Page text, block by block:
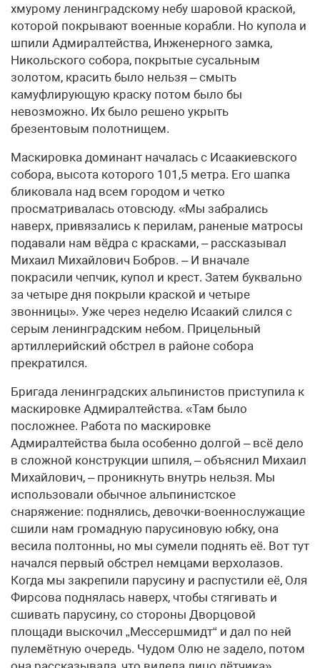
хмурому ленинградскому небу шаровой краской,
которой покрывают военные корабли. Но купола и
шпили Адмиралтейства, Инженерного замка,
Никольского собора, покрытые сусальным
золотом, красить было нельзя – смыть
камуфлирующую краску потом было бы
невозможно. Их было решено укрыть
брезентовым полотнищем.
Маскировка доминант началась с Исаакиевского
собора, высота которого 101,5 метра. Его шапка
бликовала над всем городом и четко
просматривалась отовсюду. «Мы забрались
наверх, привязались к перилам, раненые матросы
подавали нам вёдра с красками, – рассказывал
Михаил Михайлович Бобров. – И вначале
покрасили чепчик, купол и крест. Затем буквально
за четыре дня покрыли краской и четыре
звонницы». Уже через неделю Исаакий слился с
серым ленинградским небом. Прицельный
артиллерийский обстрел в районе собора
прекратился.
Бригада ленинградских альпинистов приступила к
маскировке Адмиралтейства. «Там было
посложнее. Работа по маскировке
Адмиралтейства была особенно долгой – всё дело
в сложной конструкции шпиля, – объяснил Михаил
Михайлович, – проникнуть внутрь нельзя. Мы
использовали обычное альпинистское
снаряжение: поднялись, девочки-военнослужащие
сшили нам громадную парусиновую юбку, она
весила полтонны, но мы сумели поднять её. Вот тут
начался первый обстрел немцами верхолазов.
Когда мы закрепили парусину и распустили её, Оля
Фирсова поднялась наверх, чтобы стягивать и
сшивать парусину, со стороны Дворцовой
площади выскочил „Мессершмидт“ и дал по ней
пулемётную очередь. Чудом Олю не задело, потом